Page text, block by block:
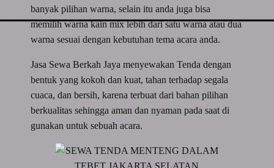
banyak pilihan warna, selain itu anda juga bisa
memilih warna kain mix lebih dari satu warna atau dua
warna sesuai dengan kebutuhan tema acara anda.
Jasa Sewa Berkah Jaya menyewakan Tenda dengan
bentuk yang kokoh dan kuat, tahan terhadap segala
cuaca, dan bersih, karena terbuat dari bahan pilihan
berkualitas sehingga aman dan nyaman pada saat di
gunakan untuk sebuah acara.